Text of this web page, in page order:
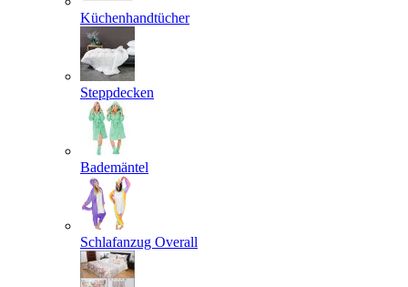
Küchenhandtücher
Steppdecken
Bademäntel
Schlafanzug Overall